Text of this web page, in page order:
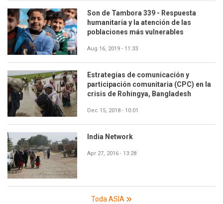
Son de Tambora 339 - Respuesta
humanitaria y la atención de las
poblaciones más vulnerables
Aug 16, 2019 - 11:33
Estrategias de comunicación y
participación comunitaria (CPC) en la
crisis de Rohingya, Bangladesh
Dec 15, 2018 - 10:01
India Network
Apr 27, 2016 - 13:28
Toda ASIA